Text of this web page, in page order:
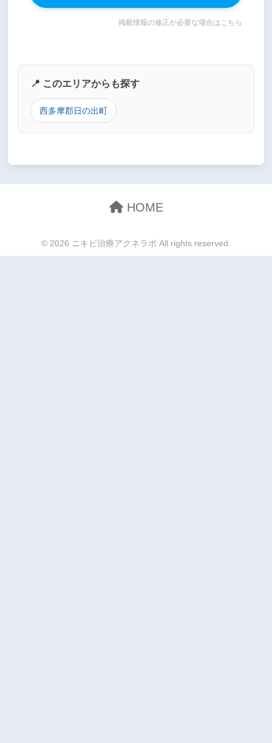
掲載情報の修正が必要な場合はこちら
📍 このエリアからも探す
西多摩郡日の出町
HOME
© 2026 ニキビ治療アクネラボ All rights reserved.